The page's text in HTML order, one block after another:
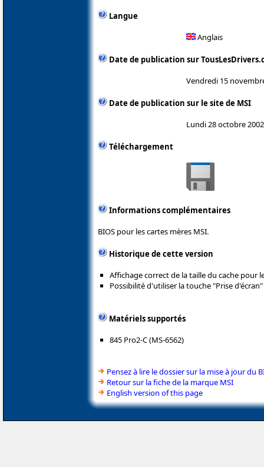
Langue
Anglais
Date de publication sur
Vendredi 15
Date de publication sur le site de MSI
Lundi 28 octobre 2002
Téléchargement
Informations complémentaires
BIOS pour les cartes mères MSI.
Historique de cette version
Affichage correct de la taille du cache pour
Possibilité d'utiliser la touche "Prise d'écran"
Matériels supportés
845 Pro2-C (MS-6562)
Pensez à lire le dossier sur la mise à jour du
Retour sur la fiche de la marque MSI
English version of this page